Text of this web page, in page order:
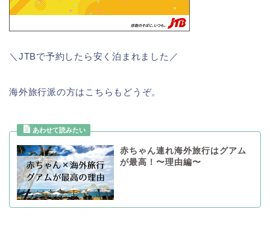
＼JTBで予約したら安く泊まれました／
海外旅行派の方はこちらもどうぞ。
赤ちゃん連れ海外旅行はグアム
が最高！〜理由編〜